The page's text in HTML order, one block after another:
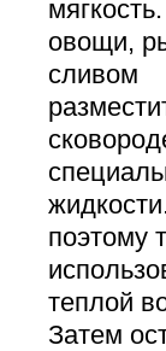
овощи,
сливом
поэтому
теплой
Затем